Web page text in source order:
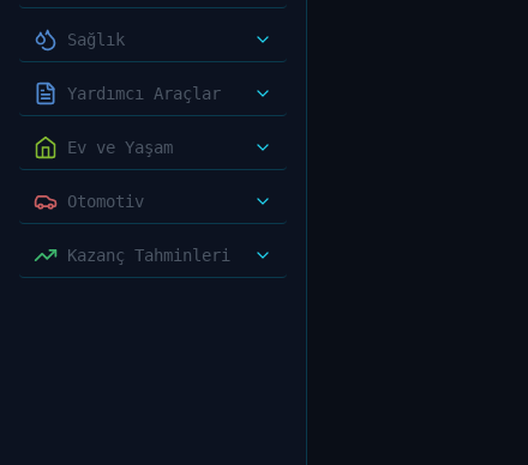
Sağlık
Yardımcı Araçlar
Ev ve Yaşam
Otomotiv
Kazanç Tahminleri